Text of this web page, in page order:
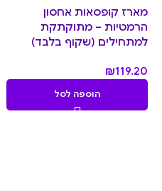
מארז קופסאות אחסון
הרמטיות – מתוקתקת
למתחילים (שקוף בלבד)
₪119.20
הוספה לסל